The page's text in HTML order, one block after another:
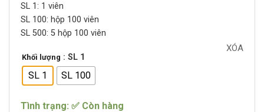
SL 1: 1 viên
SL 100: hộp 100 viên
SL 500: 5 hộp 100 viên
Khối lượng : SL 1
SL 1 SL 100
XÓA
Tình trạng: ✅ Còn hàng